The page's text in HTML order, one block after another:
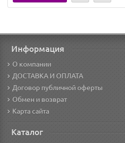
Информация
О компании
ДОСТАВКА И ОПЛАТА
Договор публичной оферты
Обмен и возврат
Карта сайта
Каталог